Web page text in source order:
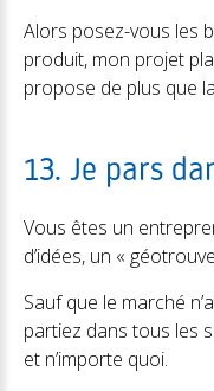
Alors posez-vous les
produit, mon projet
propose de plus que
13. Je pars
Vous êtes un
d’idées, un «
Sauf que le marché
partiez dans tous les
et n’importe quoi.